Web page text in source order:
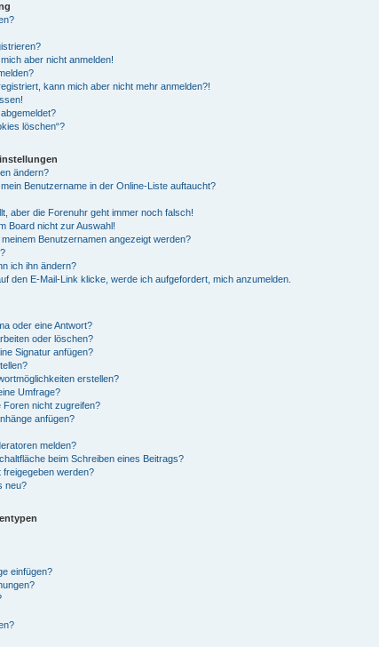
aber nicht anmelden!
kann mich aber nicht mehr anmelden?!
löschen“?
ändern?
Benutzername in der Online-Liste auftaucht?
aber die Forenuhr geht immer noch falsch!
Board nicht zur Auswahl!
Benutzernamen angezeigt werden?
ich ihn ändern?
den E-Mail-Link klicke, werde ich aufgefordert, mich anzumelden.
oder eine Antwort?
oder löschen?
Signatur anfügen?
erstellen?
Umfrage?
Foren nicht zugreifen?
anfügen?
melden?
beim Schreiben eines Beitrags?
werden?
neu?
einfügen?